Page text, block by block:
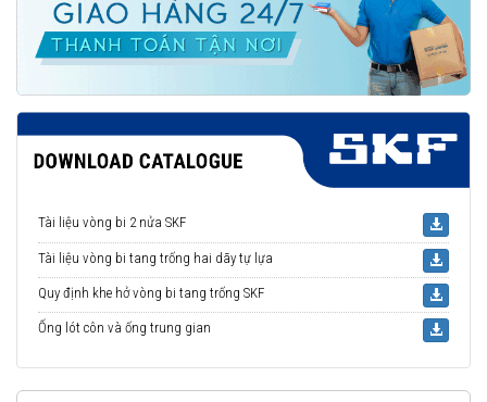
Tài liệu vòng bi 2 nửa SKF
Tài liệu vòng bi tang trống hai dãy tự lựa
Quy định khe hở vòng bi tang trống SKF
Ống lót côn và ống trung gian